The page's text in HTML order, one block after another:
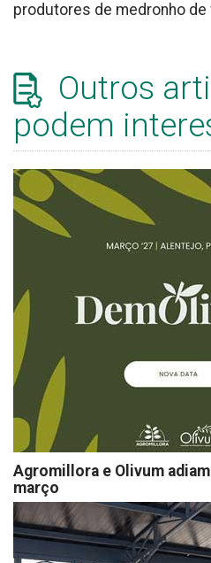
produtores de medronho
Outros
podem
Agromillora e Olivum
março